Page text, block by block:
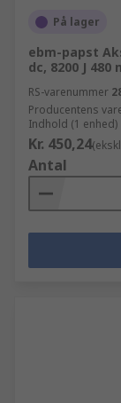
På lager
ebm-papst
dc, 8200 J
RS-varenummer
Producentens
Indhold (1 enhed)
Kr. 450,24
Antal